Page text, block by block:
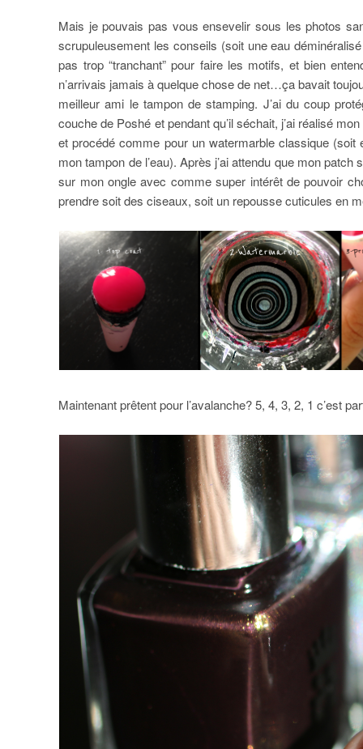
Mais je pouvais pas vous ensevelir sous les photos
scrupuleusement les conseils (soit une eau
pas trop “tranchant” pour faire les motifs, et bien
n’arrivais jamais à quelque chose de net…ça bavait
meilleur ami le tampon de stamping. J’ai du coup
couche de Poshé et pendant qu’il séchait, j’ai réalisé
et procédé comme pour un watermarble classique
mon tampon de l’eau). Après j’ai attendu que mon
sur mon ongle avec comme super intérêt de pouvoir
prendre soit des ciseaux, soit un repousse cuticules en
Maintenant prêtent pour l’avalanche? 5, 4, 3, 2, 1 c’est